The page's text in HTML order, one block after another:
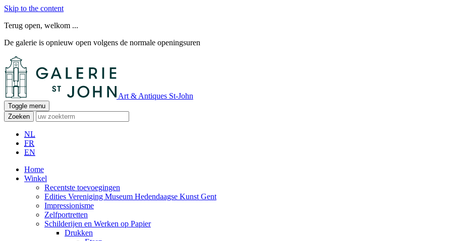
Skip to the content
Terug open, welkom ...
De galerie is opnieuw open volgens de normale openingsuren
Art & Antiques St-John
Toggle menu
Zoeken
NL
FR
EN
Home
Winkel
Recentste toevoegingen
Edities Vereniging Museum Hedendaagse Kunst Gent
Impressionisme
Zelfportretten
Schilderijen en Werken op Papier
Drukken